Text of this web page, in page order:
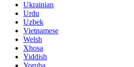
Ukrainian
Urdu
Uzbek
Vietnamese
Welsh
Xhosa
Yiddish
Yoruba